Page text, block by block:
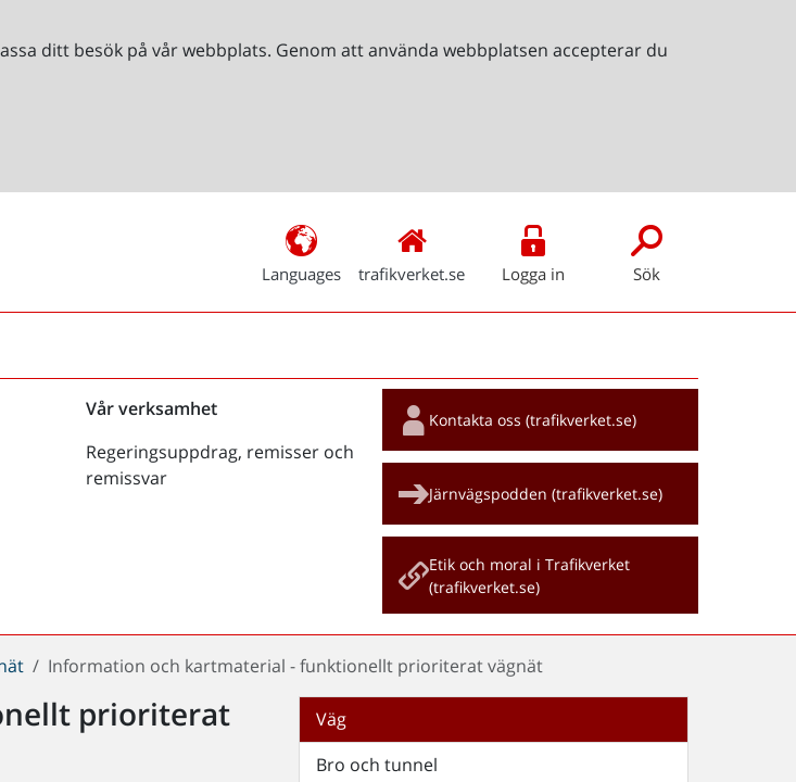
ditt besök på vår webbplats. Genom att använda webbplatsen accepterar du
Languages trafikverket.se Logga in Sök
Vår verksamhet
Regeringsuppdrag, remisser och
remissvar
Snabblänkar
Kontakta oss (trafikverket.se)
Järnvägspodden (trafikverket.se)
Etik och moral i Trafikverket
(trafikverket.se)
Information och kartmaterial - funktionellt prioriterat vägnät
prioriterat
Väg
Bro och tunnel